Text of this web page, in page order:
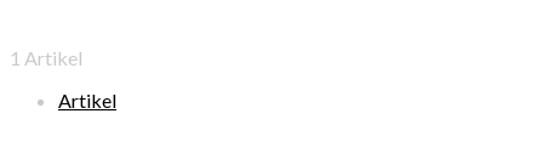
1 Artikel
Artikel